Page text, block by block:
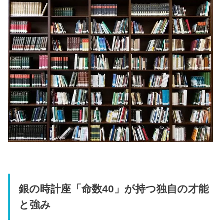
銀の時計座「命数40」が持つ独自の才能
と強み